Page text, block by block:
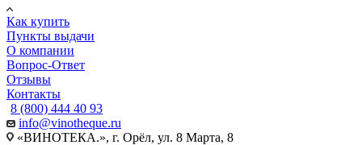
Как купить
Пункты выдачи
О компании
Вопрос-Ответ
Отзывы
Контакты
8 (800) 444 40 93
info@vinotheque.ru
«ВИНОТЕКА.», г. Орёл, ул. 8 Марта, 8